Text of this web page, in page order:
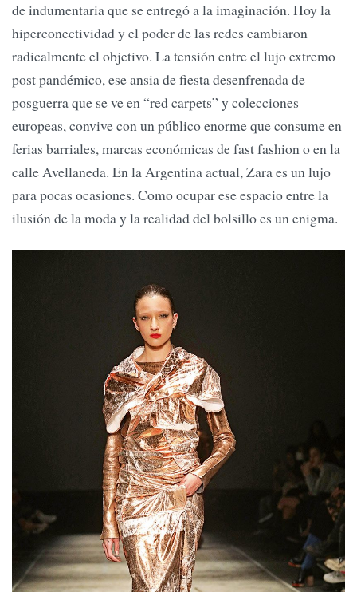
de indumentaria que se entregó a la imaginación. Hoy la
hiperconectividad y el poder de las redes cambiaron
radicalmente el objetivo. La tensión entre el lujo extremo
post pandémico, ese ansia de fiesta desenfrenada de
posguerra que se ve en “red carpets” y colecciones
europeas, convive con un público enorme que consume en
ferias barriales, marcas económicas de fast fashion o en la
calle Avellaneda. En la Argentina actual, Zara es un lujo
para pocas ocasiones. Como ocupar ese espacio entre la
ilusión de la moda y la realidad del bolsillo es un enigma.